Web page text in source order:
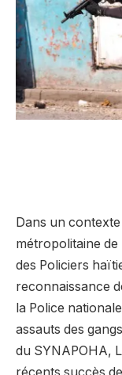
Dans un
métropolitaine
des Policiers
reconnaissance
la Police
assauts des
du SYNAPOHA,